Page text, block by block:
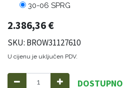
30-06 SPRG
2.386,36€
SKU: BROW31127610
U cijenu je uključen PDV.
DOSTUPNO